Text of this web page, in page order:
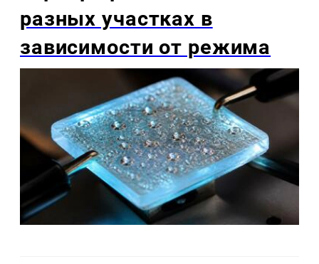
разных участках в
зависимости от режима